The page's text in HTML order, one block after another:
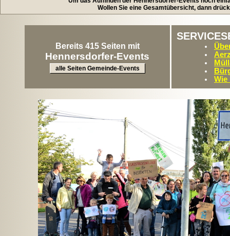
Wollen Sie eine Gesamtübersicht, dann
Bereits 415 Seiten mit
Hennersdorfer-Events
alle Seiten Gemeinde-Events
Wie